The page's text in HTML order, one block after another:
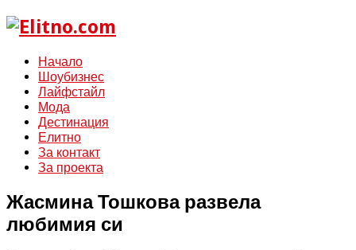
Начало
Шоубизнес
Лайфстайл
Мода
Дестинация
Елитно
За контакт
За проекта
Жасмина Тошкова развела
любимия си